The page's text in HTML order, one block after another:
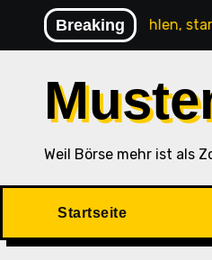
Breaking
Rekordzahlen, starke
Weil Börse mehr ist als
Startseite